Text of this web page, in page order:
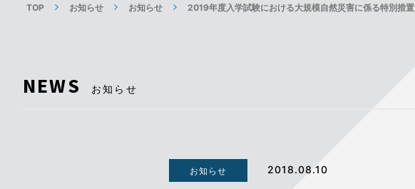
TOP お知らせ お知らせ 2019年度入学試験における大規模自然災害に係る特別措置
NEWS お知らせ
お知らせ 2018.08.10